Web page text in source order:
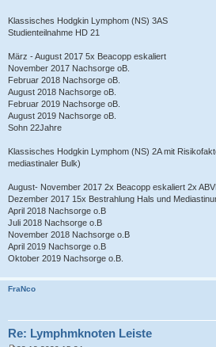
Klassisches Hodgkin Lymphom (NS) 3AS
Studienteilnahme HD 21
März - August 2017 5x Beacopp eskaliert
November 2017 Nachsorge oB.
Februar 2018 Nachsorge oB.
August 2018 Nachsorge oB.
Februar 2019 Nachsorge oB.
August 2019 Nachsorge oB.
Sohn 22Jahre
Klassisches Hodgkin Lymphom (NS) 2A mit
mediastinaler Bulk)
August- November 2017 2x Beacopp eskaliert 2x
Dezember 2017 15x Bestrahlung Hals und
April 2018 Nachsorge o.B
Juli 2018 Nachsorge o.B
November 2018 Nachsorge o.B
April 2019 Nachsorge o.B
Oktober 2019 Nachsorge o.B.
FraNco
Re: Lymphmknoten Leiste